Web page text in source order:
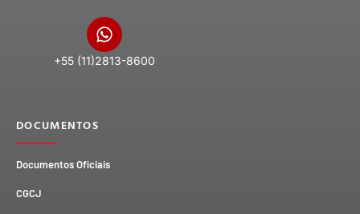
+55 (11)2813-8600
DOCUMENTOS
Documentos Oficiais
CGCJ